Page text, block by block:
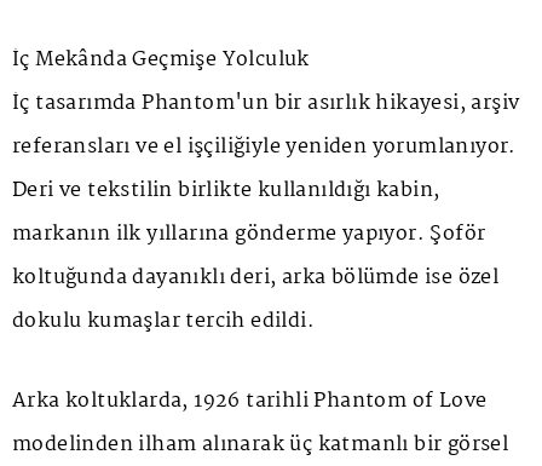
İç Mekânda Geçmişe Yolculuk
İç tasarımda Phantom'un bir asırlık hikayesi, arşiv
referansları ve el işçiliğiyle yeniden yorumlanıyor.
Deri ve tekstilin birlikte kullanıldığı kabin,
markanın ilk yıllarına gönderme yapıyor. Şoför
koltuğunda dayanıklı deri, arka bölümde ise özel
dokulu kumaşlar tercih edildi.
Arka koltuklarda, 1926 tarihliPhantom of Love
modelinden ilham alınarak üç katmanlı bir görsel